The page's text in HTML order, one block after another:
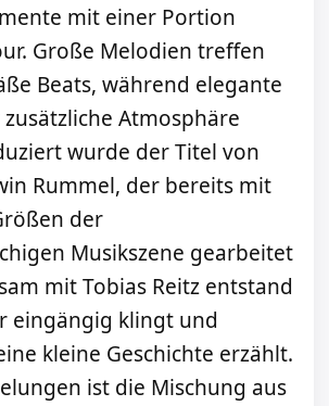
mit einer Portion
Große Melodien treffen
Beats, während elegante
Atmosphäre
wurde der Titel von
Rummel, der bereits mit
der
Musikszene gearbeitet
mit Tobias Reitz entstand
eingängig klingt und
kleine Geschichte erzählt.
ist die Mischung aus